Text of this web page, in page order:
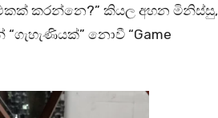
කරන්නෙ?” කියල අහන මිනිස්සු,
නොවී “Game